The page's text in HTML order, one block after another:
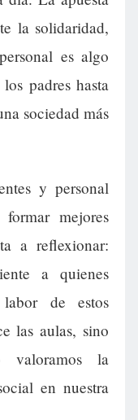
la solidaridad,
es algo
padres hasta
sociedad más
y personal
mejores
a reflexionar:
a quienes
de estos
las aulas, sino
valoramos la
en nuestra